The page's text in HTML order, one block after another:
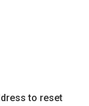
to reset